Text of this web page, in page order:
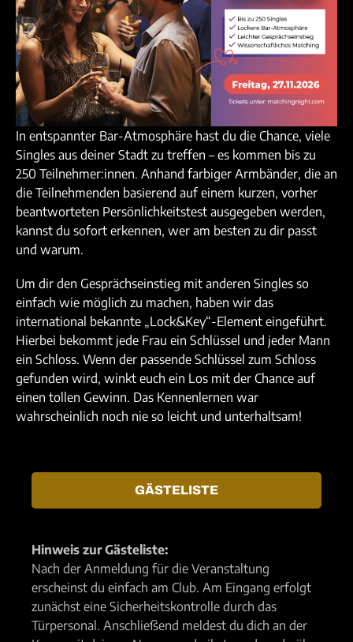
In entspannter Bar-Atmosphäre hast du die Chance, viele
Singles aus deiner Stadt zu treffen – es kommen bis zu
250 Teilnehmer:innen. Anhand farbiger Armbänder, die an
die Teilnehmenden basierend auf einem kurzen, vorher
beantworteten Persönlichkeitstest ausgegeben werden,
kannst du sofort erkennen, wer am besten zu dir passt
und warum.
Um dir den Gesprächseinstieg mit anderen Singles so
einfach wie möglich zu machen, haben wir das
international bekannte „Lock&Key“-Element eingeführt.
Hierbei bekommt jede Frau ein Schlüssel und jeder Mann
ein Schloss. Wenn der passende Schlüssel zum Schloss
gefunden wird, winkt euch ein Los mit der Chance auf
einen tollen Gewinn. Das Kennenlernen war
wahrscheinlich noch nie so leicht und unterhaltsam!
GÄSTELISTE
Hinweis zur Gästeliste:
Nach der Anmeldung für die Veranstaltung
erscheinst du einfach am Club. Am Eingang erfolgt
zunächst eine Sicherheitskontrolle durch das
Türpersonal. Anschließend meldest du dich an der